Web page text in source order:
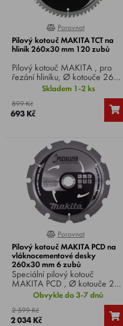
0%
Porovnat
Pilový kotouč MAKITA TCT na
hliník 260x30 mm 120 zubů
Pilový kotouč MAKITA , pro
řezání hliníku, Ø kotouče 260
mm, Ø vrtání 30 mm, 120
zubů, tloušťka zubu 2,6 mm.
Skladem 1-2 ks
899 Kč
693 Kč
0%
Porovnat
Pilový kotouč MAKITA PCD na
vláknocementové desky
260x30 mm 6 zubů
Speciální pilový kotouč
MAKITA PCD , Ø kotouče 260
mm, Ø otvoru 30 mm, 6 zubů,
ideální na vláknocementové
desky.
Obvykle do 3-7 dnů
2 599 Kč
2 034 Kč